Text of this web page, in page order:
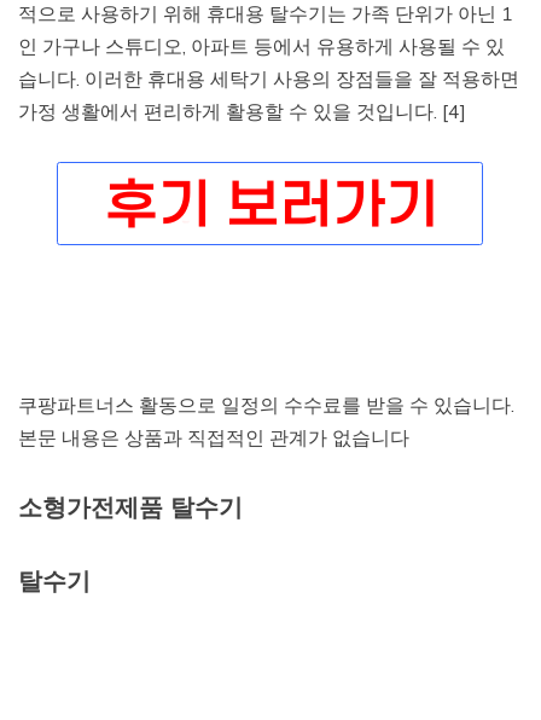
적으로 사용하기 위해 휴대용 탈수기는 가족 단위가 아닌 1
인 가구나 스튜디오, 아파트 등에서 유용하게 사용될 수 있
습니다. 이러한 휴대용 세탁기 사용의 장점들을 잘 적용하면
가정 생활에서 편리하게 활용할 수 있을 것입니다. [4]
쿠팡파트너스 활동으로 일정의 수수료를 받을 수 있습니다.
본문 내용은 상품과 직접적인 관계가 없습니다
소형가전제품 탈수기
탈수기